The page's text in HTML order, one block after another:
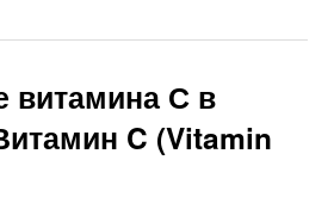
витамина С в
C (Vitamin